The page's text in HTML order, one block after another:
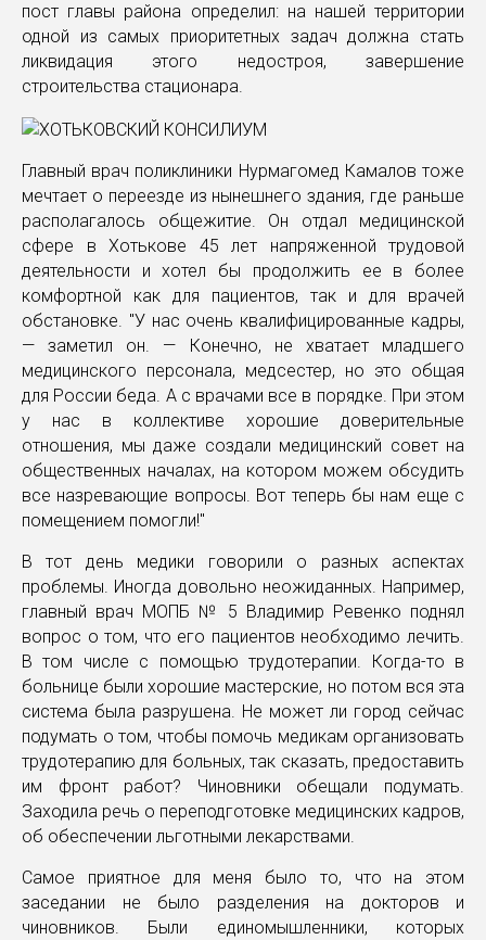
пост главы района определил: на нашей территории
одной из самых приоритетных задач должна стать
ликвидация этого недостроя, завершение
строительства стационара.
Главный врач поликлиники Нурмагомед Камалов тоже
мечтает о переезде из нынешнего здания, где раньше
располагалось общежитие. Он отдал медицинской
сфере в Хотькове 45 лет напряженной трудовой
деятельности и хотел бы продолжить ее в более
комфортной как для пациентов, так и для врачей
обстановке. "У нас очень квалифицированные кадры,
— заметил он. — Конечно, не хватает младшего
медицинского персонала, медсестер, но это общая
для России беда. А с врачами все в порядке. При этом
у нас в коллективе хорошие доверительные
отношения, мы даже создали медицинский совет на
общественных началах, на котором можем обсудить
все назревающие вопросы. Вот теперь бы нам еще с
помещением помогли!"
В тот день медики говорили о разных аспектах
проблемы. Иногда довольно неожиданных. Например,
главный врач МОПБ № 5 Владимир Ревенко поднял
вопрос о том, что его пациентов необходимо лечить.
В том числе с помощью трудотерапии. Когда-то в
больнице были хорошие мастерские, но потом вся эта
система была разрушена. Не может ли город сейчас
подумать о том, чтобы помочь медикам организовать
трудотерапию для больных, так сказать, предоставить
им фронт работ? Чиновники обещали подумать.
Заходила речь о переподготовке медицинских кадров,
об обеспечении льготными лекарствами.
Самое приятное для меня было то, что на этом
заседании не было разделения на докторов и
чиновников. Были единомышленники, которых